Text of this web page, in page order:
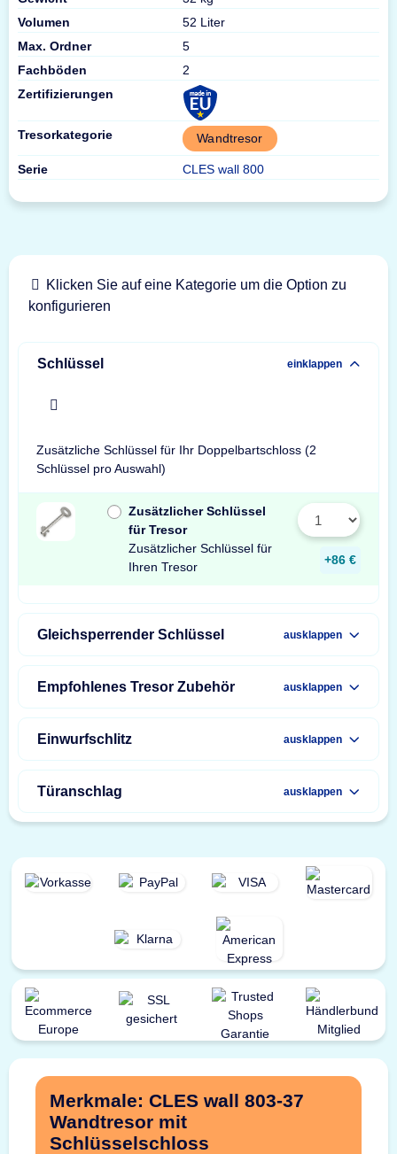
Volumen
52 Liter
Max. Ordner
5
Fachböden
2
Zertifizierungen
Tresorkategorie Wandtresor
Serie CLES wall 800
Klicken Sie auf eine Kategorie um die Option zu
konfigurieren
Schlüssel einklappen
Zusätzliche Schlüssel für Ihr Doppelbartschloss (2
Schlüssel pro Auswahl)
Zusätzlicher Schlüssel
für Tresor
Zusätzlicher Schlüssel für
Ihren Tresor
+86 €
Gleichsperrender Schlüssel ausklappen
Empfohlenes Tresor Zubehör ausklappen
Einwurfschlitz ausklappen
Türanschlag ausklappen
Merkmale: CLES wall 803-37
Wandtresor mit
Schlüsselschloss